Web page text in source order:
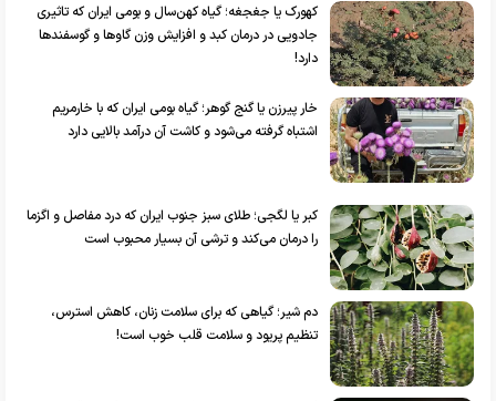
کهورک یا جغجغه؛ گیاه کهن‌سال و بومی ایران که تاثیری
جادویی در درمان کبد و افزایش وزن گاوها و گوسفند‌ها
دارد!
خار پیرزن یا گنج گوهر؛ گیاه بومی ایران که با خارمریم
اشتباه گرفته‌ می‌شود و کاشت آن درآمد بالایی دارد
کبر یا لگجی؛ طلای سبز جنوب ایران که درد مفاصل و اگزما
را درمان می‌کند و ترشی آن بسیار محبوب است
دم شیر؛ گیاهی که برای سلامت زنان، کاهش استرس،
تنظیم پریود و سلامت قلب خوب است!